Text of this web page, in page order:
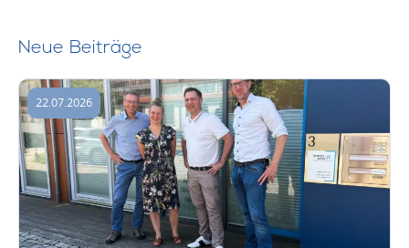
Neue Beiträge
22.07.2026